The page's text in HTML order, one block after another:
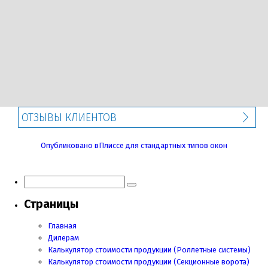
ОТЗЫВЫ КЛИЕНТОВ
НавигацияОпубликовано вПлиссе для стандартных типов окон
Страницы
Главная
Дилерам
Калькулятор стоимости продукции (Роллетные системы)
Калькулятор стоимости продукции (Секционные ворота)